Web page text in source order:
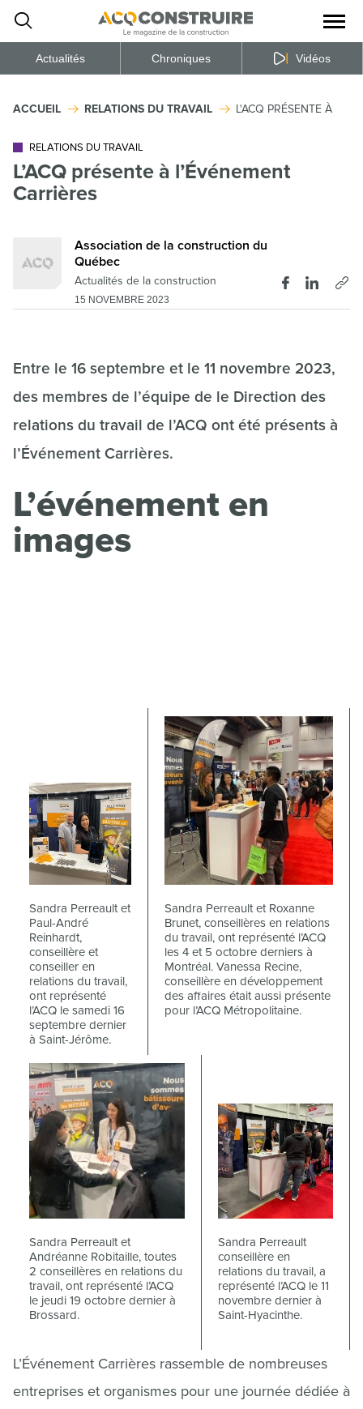
la
du
Actualités Chroniques Vidéos
ACCUEIL RELATIONS DU TRAVAIL L'ACQ PRÉSENTE À
RELATIONS DU TRAVAIL
L’ACQ présente à l’Événement
Carrières
Association de la construction du
Québec
Actualités de la construction
15 NOVEMBRE 2023
Entre le 16 septembre et le 11 novembre 2023,
des membres de l’équipe de le Direction des
relations du travail de l’ACQ ont été présents à
l’Événement Carrières.
L’événement en
images
Sandra Perreault et
Paul-André
Reinhardt,
conseillère et
conseiller en
relations du travail,
ont représenté
l’ACQ le samedi 16
septembre dernier
à Saint-Jérôme.
Sandra Perreault et Roxanne
Brunet, conseillères en relations
du travail, ont représenté l’ACQ
les 4 et 5 octobre derniers à
Montréal. Vanessa Recine,
conseillère en développement
des affaires était aussi présente
pour l’ACQ Métropolitaine.
Sandra Perreault et
Andréanne Robitaille, toutes
2 conseillères en relations du
travail, ont représenté l’ACQ
le jeudi 19 octobre dernier à
Brossard.
Sandra Perreault
conseillère en
relations du travail, a
représenté l’ACQ le 11
novembre dernier à
Saint-Hyacinthe.
L’Événement Carrières rassemble de nombreuses
entreprises et organismes pour une journée dédiée à